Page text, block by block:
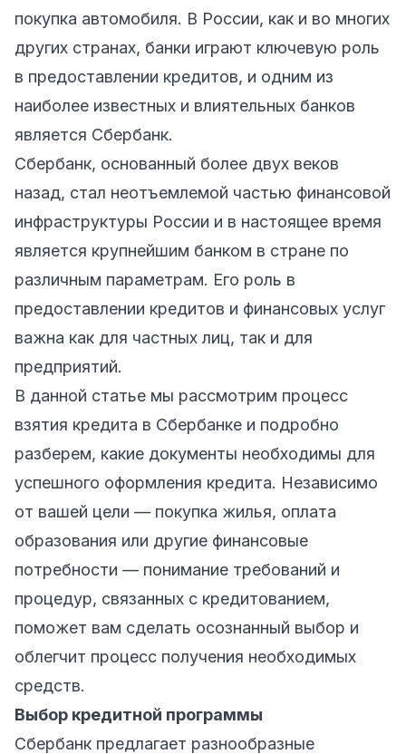
покупка автомобиля. В России, как и во многих
других странах, банки играют ключевую роль
в предоставлении кредитов, и одним из
наиболее известных и влиятельных банков
является Сбербанк.
Сбербанк, основанный более двух веков
назад, стал неотъемлемой частью финансовой
инфраструктуры России и в настоящее время
является крупнейшим банком в стране по
различным параметрам. Его роль в
предоставлении кредитов и финансовых услуг
важна как для частных лиц, так и для
предприятий.
В данной статье мы рассмотрим процесс
взятия кредита в Сбербанке и подробно
разберем, какие документы необходимы для
успешного оформления кредита. Независимо
от вашей цели — покупка жилья, оплата
образования или другие финансовые
потребности — понимание требований и
процедур, связанных с кредитованием,
поможет вам сделать осознанный выбор и
облегчит процесс получения необходимых
средств.
Выбор кредитной программы
Сбербанк предлагает разнообразные